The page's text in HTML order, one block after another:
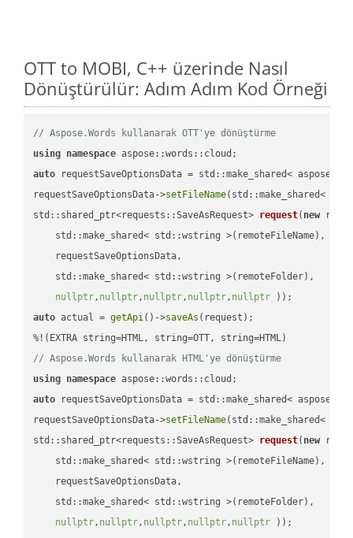
OTT to MOBI, C++ üzerinde Nasıl
Dönüştürülür: Adım Adım Kod Örneği
// Aspose.Words kullanarak OTT'ye dönüştürme
using namespace
auto requestSaveOptionsData = std::make_shared<
requestSaveOptionsData->setFileName(std::make_shared<
std::shared_ptr<requests::SaveAsRequest> request( new
    std::make_shared< std::wstring >(remoteFileName),
    requestSaveOptionsData,
    std::make_shared< std::wstring >(remoteFolder),
nullptr, nullptr, nullptr, nullptr, nullptr ))
auto actual = getApi()->saveAs (request);
// Aspose.Words kullanarak HTML'ye dönüştürme
using namespace
auto requestSaveOptionsData = std::make_shared<
requestSaveOptionsData->setFileName(std::make_shared<
std::shared_ptr<requests::SaveAsRequest> request( new
    std::make_shared< std::wstring >(remoteFileName),
    requestSaveOptionsData,
    std::make_shared< std::wstring >(remoteFolder),
nullptr, nullptr, nullptr, nullptr, nullptr ))